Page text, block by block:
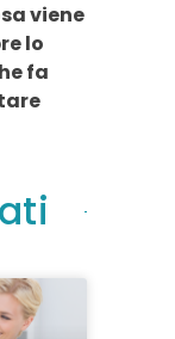
viene
lo
fa